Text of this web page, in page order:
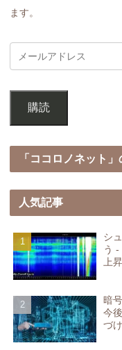
ます。
購読
「ココロノネット
人気記事
シ
う
上
暗
今
づ